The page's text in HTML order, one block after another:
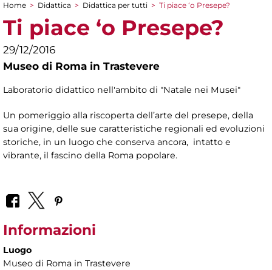
Tu sei qui
Home > Didattica > Didattica per tutti > Ti piace ‘o Presepe?
Ti piace ‘o Presepe?
29/12/2016
Museo di Roma in Trastevere
Laboratorio didattico nell'ambito di "Natale nei Musei"
Un pomeriggio alla riscoperta dell’arte del presepe, della
sua origine, delle sue caratteristiche regionali ed evoluzioni
storiche, in un luogo che conserva ancora, intatto e
vibrante, il fascino della Roma popolare.
Informazioni
Luogo
Museo di Roma in Trastevere